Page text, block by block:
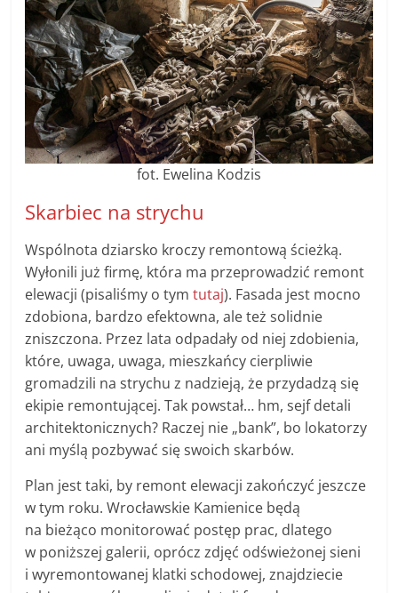
fot. Ewelina Kodzis
Skarbiec na strychu
Wspólnota dziarsko kroczy remontową ścieżką.
Wyłonili już firmę, która ma przeprowadzić remont
elewacji (pisaliśmy o tymtutaj). Fasada jest mocno
zdobiona, bardzo efektowna, ale też solidnie
zniszczona. Przez lata odpadały od niej zdobienia,
które, uwaga, uwaga, mieszkańcy cierpliwie
gromadzili na strychu z nadzieją, że przydadzą się
ekipie remontującej. Tak powstał… hm, sejf detali
architektonicznych? Raczej nie „bank”, bo lokatorzy
ani myślą pozbywać się swoich skarbów.
Plan jest taki, by remont elewacji zakończyć jeszcze
w tym roku. Wrocławskie Kamienice będą
na bieżąco monitorować postęp prac, dlatego
w poniższej galerii, oprócz zdjęć odświeżonej sieni
i wyremontowanej klatki schodowej, znajdziecie